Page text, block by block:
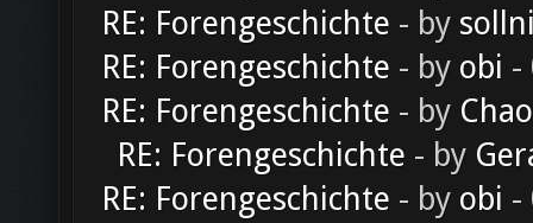
RE: Forengeschichte - by
RE: Forengeschichte - by obi -
RE: Forengeschichte - by
RE: Forengeschichte - by
RE: Forengeschichte - by obi -